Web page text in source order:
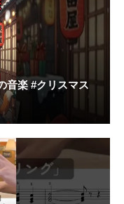
音楽 #クリスマス